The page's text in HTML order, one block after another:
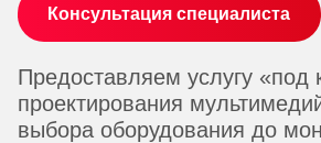
Консультация специалиста
Предоставляем услугу «под
проектирования
выбора оборудования до